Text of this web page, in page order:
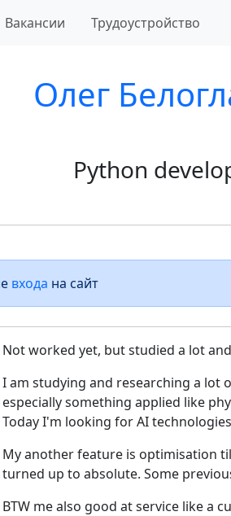
Вакансии Трудоустройство
Олег
Python
входа на сайт
Not worked yet, but studied a lot
I am studying and researching a
especially something applied like
Today I'm looking for AI
My another feature is optimisation
turned up to absolute. Some
BTW me also good at service like a